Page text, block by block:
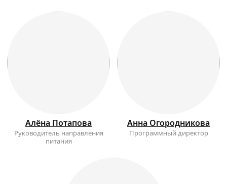
Алёна Потапова
Руководитель направления
питания
Анна Огородникова
Программный директор